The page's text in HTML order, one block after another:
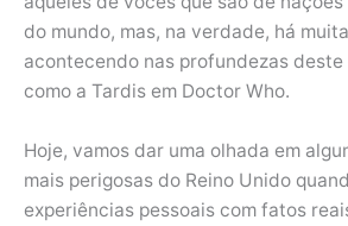
do mundo, mas, na verdade, há
acontecendo nas profundezas deste
como a Tardis em Doctor Who.
Hoje, vamos dar uma olhada em
mais perigosas do Reino Unido
experiências pessoais com fatos